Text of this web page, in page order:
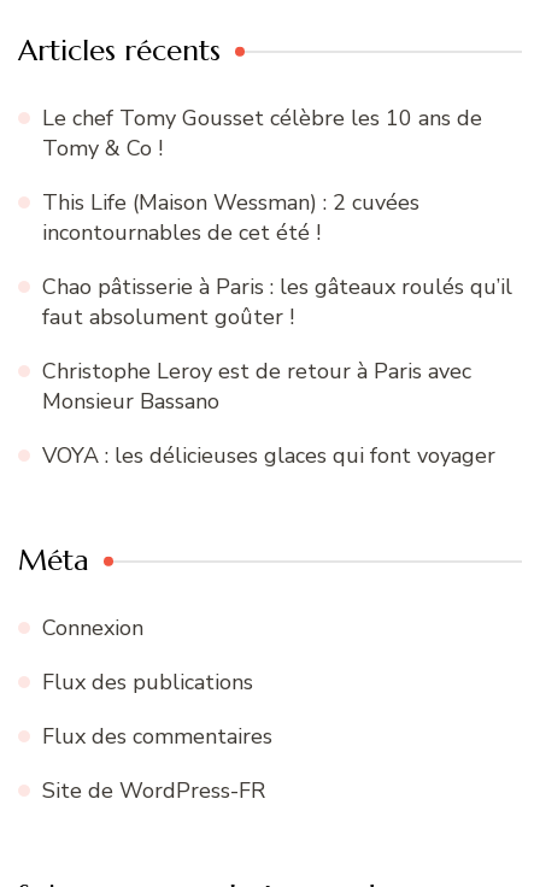
Articles récents
Le chef Tomy Gousset célèbre les 10 ans de
Tomy & Co !
This Life (Maison Wessman) : 2 cuvées
incontournables de cet été !
Chao pâtisserie à Paris : les gâteaux roulés qu’il
faut absolument goûter !
Christophe Leroy est de retour à Paris avec
Monsieur Bassano
VOYA : les délicieuses glaces qui font voyager
Méta
Connexion
Flux des publications
Flux des commentaires
Site de WordPress-FR